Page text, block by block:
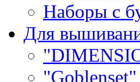
Наборы с
Для